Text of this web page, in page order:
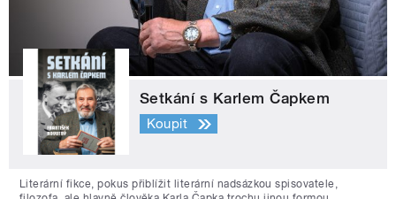
Setkání s Karlem Čapkem
Koupit
Literární fikce, pokus přiblížit literární nadsázkou spisovatele,